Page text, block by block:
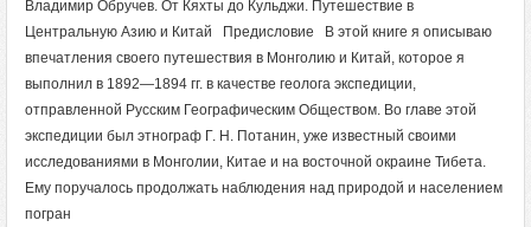
Владимир Обручев. От Кяхты до Кульджи. Путешествие в
Центральную Азию и Китай Предисловие В этой книге я описываю
впечатления своего путешествия в Монголию и Китай, которое я
выполнил в 1892—1894 гг. в качестве геолога экспедиции,
отправленной Русским Географическим Обществом. Во главе этой
экспедиции был этнограф Г. Н. Потанин, уже известный своими
исследованиями в Монголии, Китае и на восточной окраине Тибета.
Ему поручалось продолжать наблюдения над природой и населением
погран